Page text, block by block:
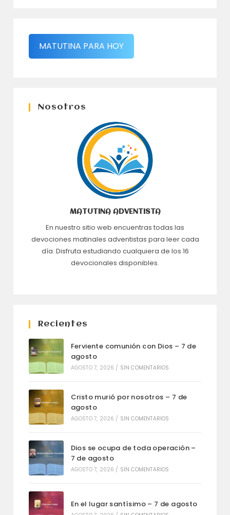
MATUTINA PARA HOY
Nosotros
MATUTINA ADVENTISTA
En nuestro sitio web encuentras todas las
devociones matinales adventistas para leer cada
día. Disfruta estudiando cualquiera de los 16
devocionales disponibles.
Recientes
Ferviente comunión con Dios – 7 de
agosto
AGOSTO 7, 2026 / SIN COMENTARIOS
Cristo murió por nosotros – 7 de
agosto
AGOSTO 7, 2026 / SIN COMENTARIOS
Dios se ocupa de toda operación –
7 de agosto
AGOSTO 7, 2026 / SIN COMENTARIOS
En el lugar santísimo – 7 de agosto